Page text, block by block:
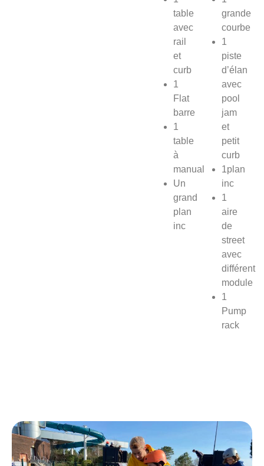
table
avec
rail
et
curb
1
Flat
barre
1
table
à
manual
Un
grand
plan
inc
grande
courbe
1
piste
d’élan
avec
pool
jam
et
petit
curb
1plan
inc
1
aire
de
street
avec
différent
module
1
Pump
rack